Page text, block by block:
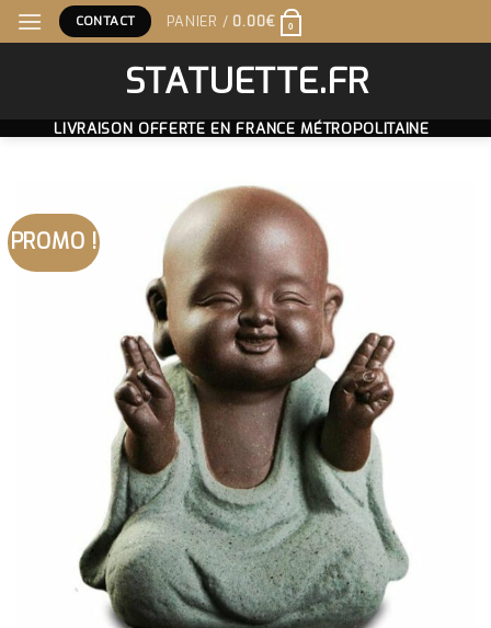
Skip
to
CONTACT PANIER / 0.00€ 0
STATUETTE.FR
LIVRAISON OFFERTE EN FRANCE MÉTROPOLITAINE
PROMO !